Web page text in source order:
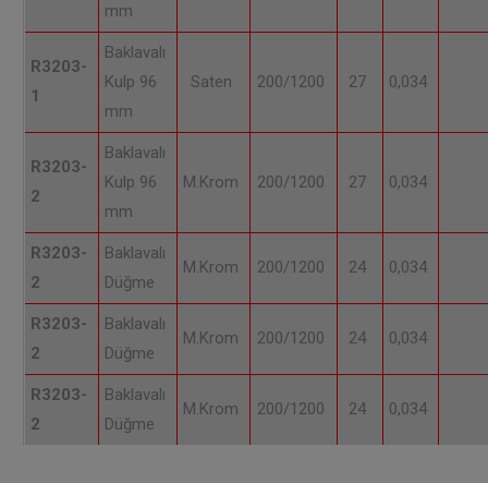
mm
R3203-
1
Baklavalı
Kulp 96
mm
Saten 200/1200 27 0,034
R3203-
2
Baklavalı
Kulp 96
mm
M.Krom 200/1200 27 0,034
R3203-
2
Baklavalı
Düğme
M.Krom 200/1200 24 0,034
R3203-
2
Baklavalı
Düğme
M.Krom 200/1200 24 0,034
R3203-
2
Baklavalı
Düğme
M.Krom 200/1200 24 0,034